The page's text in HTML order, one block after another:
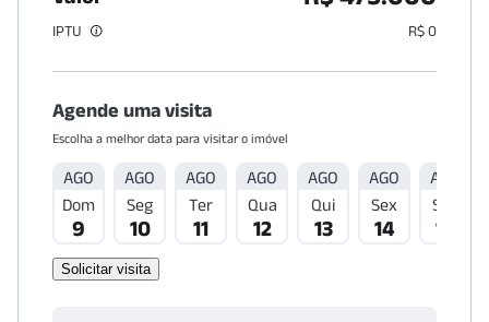
IPTU R$ 0
Agende uma visita
Escolha a melhor data para visitar o imóvel
AGO
Dom
9
AGO
Seg
10
AGO
Ter
11
AGO
Qua
12
AGO
Qui
13
AGO
Sex
14
AGO
Sáb
15
Solicitar visita